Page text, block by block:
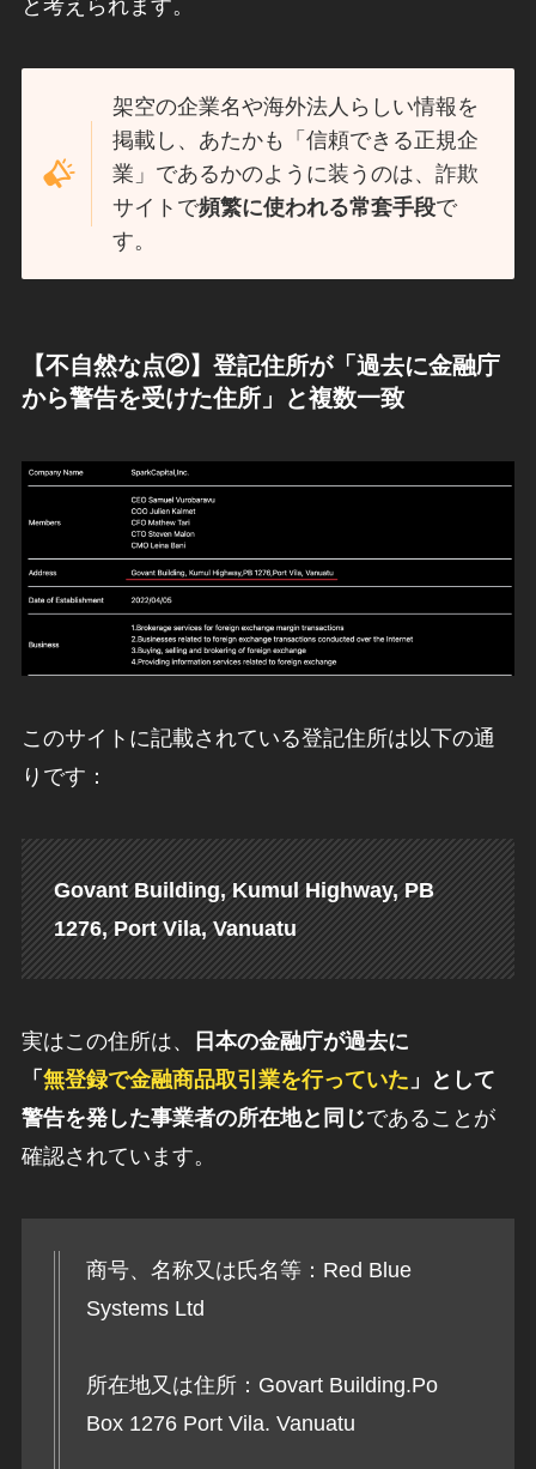
と考えられます。
架空の企業名や海外法人らしい情報を
掲載し、あたかも「信頼できる正規企
業」であるかのように装うのは、詐欺
サイトで頻繁に使われる常套手段で
す。
【不自然な点②】登記住所が「過去に金融庁
から警告を受けた住所」と複数一致
このサイトに記載されている登記住所は以下の通
りです：
Govant Building, Kumul Highway, PB
1276, Port Vila, Vanuatu
実はこの住所は、
日本の金融庁が過去に
「 無登録で金融商品取引業を行っていた 」として
警告を発した事業者の所在地と同じであることが
確認されています。
商号、名称又は氏名等：Red Blue
Systems Ltd
所在地又は住所：Govart Building.Po
Box 1276 Port Vila. Vanuatu